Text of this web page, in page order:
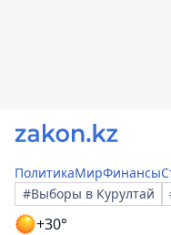
ПолитикаМирФинансы
#Выборы в Курултай
+30°